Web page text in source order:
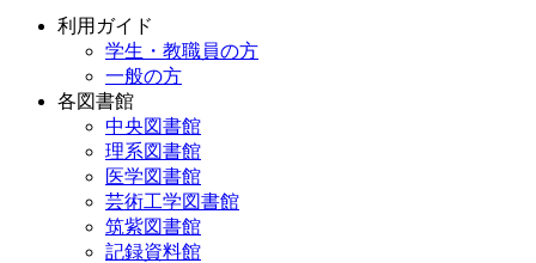
利用ガイド
学生・教職員の方
一般の方
各図書館
中央図書館
理系図書館
医学図書館
芸術工学図書館
筑紫図書館
記録資料館